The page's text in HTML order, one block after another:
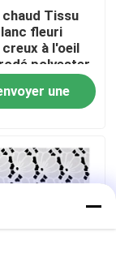
chaud Tissu
fleuri
à l'oeil
polyester
une